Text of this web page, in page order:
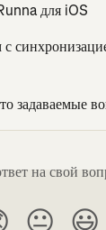
для iOS
задаваемые
на свой